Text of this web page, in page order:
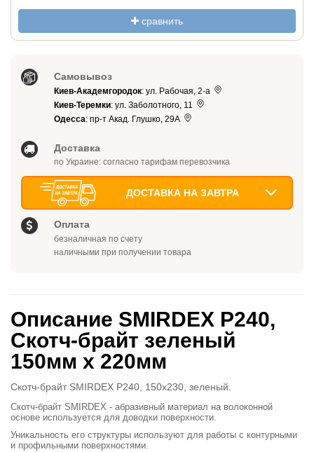
сравнить
Самовывоз
Киев-Академгородок: ул. Рабочая, 2-а
Киев-Теремки: ул. Заболотного, 11
Одесса: пр-т Акад. Глушко, 29А
Доставка
по Украине: согласно тарифам перевозчика
ДОСТАВКА НА ЗАВТРА
Оплата
безналичная по счету
наличными при получении товара
Описание SMIRDEX P240,
Скотч-брайт зеленый
150мм х 220мм
Cкотч-брайт SMIRDEX P240, 150х230, зеленый.
Скотч-брайт SMIRDEX - абразивный материал на волоконной
основе используется для доводки поверхности.
Уникальность его структуры используют для работы с контурными
и профильными поверхностями.